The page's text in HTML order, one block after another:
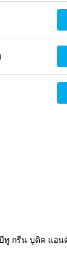
กรีน บูติค แอน